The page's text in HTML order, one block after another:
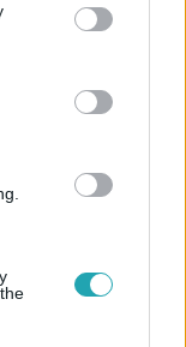
You may click to
party tags to
in below Google